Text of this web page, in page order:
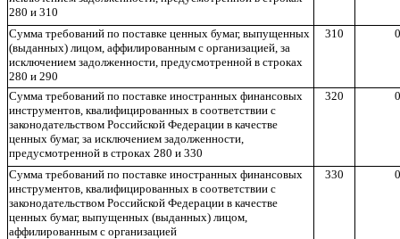
280 и 310
Сумма требований по поставке ценных бумаг, выпущенных
(выданных) лицом, аффилированным с организацией, за
исключением задолженности, предусмотренной в строках
280 и 290
310
Сумма требований по поставке иностранных финансовых
инструментов, квалифицированных в соответствии с
законодательством Российской Федерации в качестве
ценных бумаг, за исключением задолженности,
предусмотренной в строках 280 и 330
320
Сумма требований по поставке иностранных финансовых
инструментов, квалифицированных в соответствии с
законодательством Российской Федерации в качестве
ценных бумаг, выпущенных (выданных) лицом,
аффилированным с организацией
330